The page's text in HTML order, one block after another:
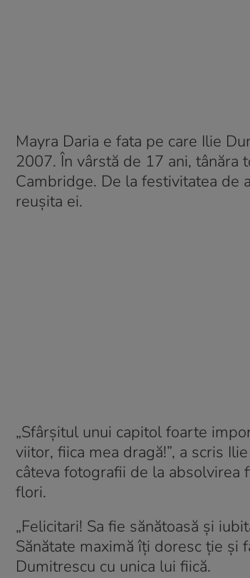
Mayra Daria e fata pe care Ilie
2007. În vârstă de 17 ani, tânăra
Cambridge. De la festivitatea de
reușita ei.
„Sfârșitul unui capitol foarte
viitor, fiica mea dragă!”, a scris
câteva fotografii de la absolvirea
flori.
„Felicitari! Sa fie sănătoasă și
Sănătate maximă îți doresc ție și
Dumitrescu cu unica lui fiică.